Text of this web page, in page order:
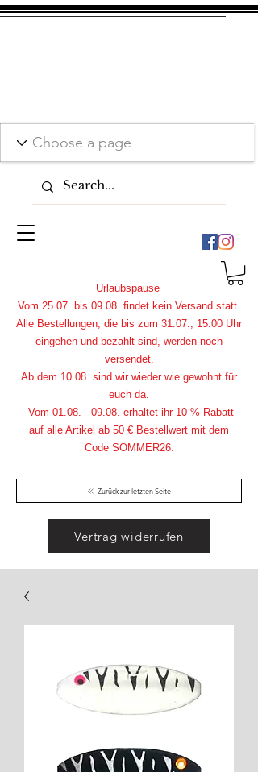
Zurück zur letzten Seite
Urlaubspause
Vom 25.07. bis 09.08. findet kein Versand statt.
Alle Bestellungen, die bis zum 31.07., 15:00 Uhr
eingehen und bezahlt sind, werden noch
versendet.
Ab dem 10.08. sind wir wieder wie gewohnt für
euch da.
Vom 01.08. - 09.08. erhaltet ihr 10 % Rabatt
auf alle Artikel ab 50 € Bestellwert mit dem
Code SOMMER26.
Vertrag widerrufen